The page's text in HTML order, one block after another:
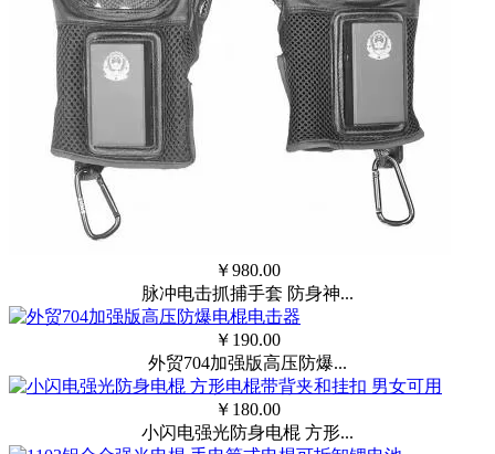
￥980.00
脉冲电击抓捕手套 防身神...
￥ 190.00
外贸704加强版高压防爆...
￥ 180.00
小闪电强光防身电棍 方形...